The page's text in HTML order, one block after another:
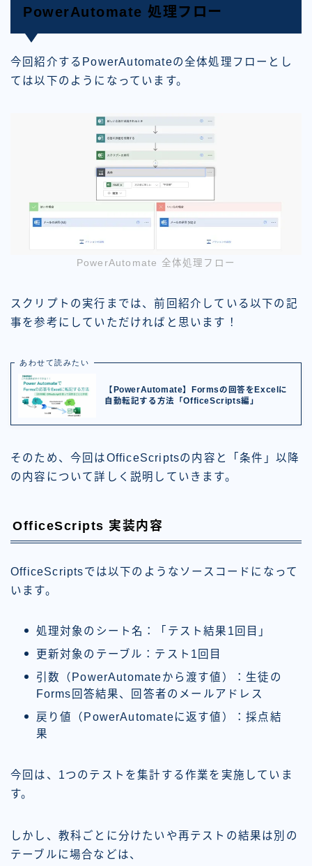
PowerAutomate 処理フロー
今回紹介するPowerAutomateの全体処理フローとし
ては以下のようになっています。
PowerAutomate 全体処理フロー
スクリプトの実行までは、前回紹介している以下の記
事を参考にしていただければと思います！
あわせて読みたい
【PowerAutomate】Formsの回答をExcelに
自動転記する方法「OfficeScripts編」
そのため、今回はOfficeScriptsの内容と「条件」以降
の内容について詳しく説明していきます。
OfficeScripts 実装内容
OfficeScriptsでは以下のようなソースコードになって
います。
処理対象のシート名：「テスト結果1回目」
更新対象のテーブル：テスト1回目
引数（PowerAutomateから渡す値）：生徒の
Forms回答結果、回答者のメールアドレス
戻り値（PowerAutomateに返す値）：採点結
果
今回は、1つのテストを集計する作業を実施していま
す。
しかし、教科ごとに分けたいや再テストの結果は別の
テーブルに場合などは、